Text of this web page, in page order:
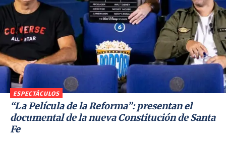
ESPECTÁCULOS
“La Película de la Reforma”: presentan el
documental de la nueva Constitución de Santa
Fe